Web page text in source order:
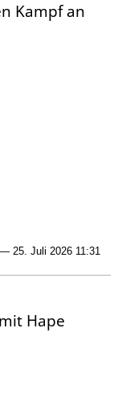
Kampf an
25. Juli 2026 11:31
Hape